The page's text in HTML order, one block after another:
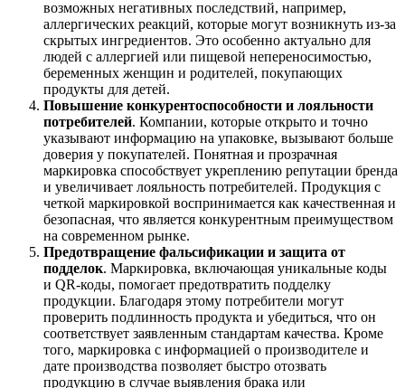
возможных негативных последствий, например,
аллергических реакций, которые могут возникнуть из-за
скрытых ингредиентов. Это особенно актуально для
людей с аллергией или пищевой непереносимостью,
беременных женщин и родителей, покупающих
продукты для детей.
Повышение конкурентоспособности и лояльности
потребителей. Компании, которые открыто и точно
указывают информацию на упаковке, вызывают больше
доверия у покупателей. Понятная и прозрачная
маркировка способствует укреплению репутации бренда
и увеличивает лояльность потребителей. Продукция с
четкой маркировкой воспринимается как качественная и
безопасная, что является конкурентным преимуществом
на современном рынке.
Предотвращение фальсификации и защита от
подделок. Маркировка, включающая уникальные коды
и QR-коды, помогает предотвратить подделку
продукции. Благодаря этому потребители могут
проверить подлинность продукта и убедиться, что он
соответствует заявленным стандартам качества. Кроме
того, маркировка с информацией о производителе и
дате производства позволяет быстро отозвать
продукцию в случае выявления брака или